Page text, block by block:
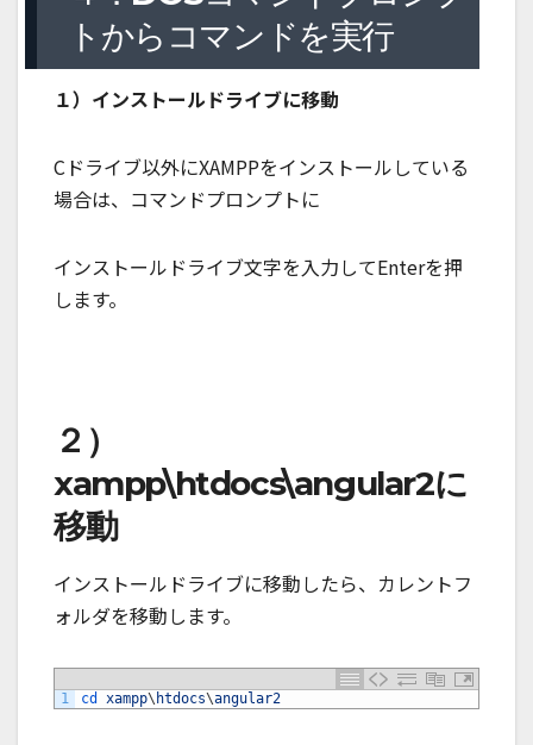
トからコマンドを実行
１）インストールドライブに移動
Cドライブ以外にXAMPPをインストールしている
場合は、コマンドプロンプトに
インストールドライブ文字を入力してEnterを押
します。
２）
xampp\htdocs\angular2に
移動
インストールドライブに移動したら、カレントフ
ォルダを移動します。
1 cd xampp\ htdocs\angular2